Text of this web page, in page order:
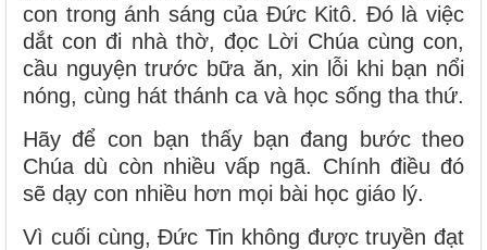
con trong ánh sáng của Đức Kitô. Đó là việc
dắt con đi nhà thờ, đọc Lời Chúa cùng con,
cầu nguyện trước bữa ăn, xin lỗi khi bạn nổi
nóng, cùng hát thánh ca và học sống tha thứ.
Hãy để con bạn thấy bạn đang bước theo
Chúa dù còn nhiều vấp ngã. Chính điều đó
sẽ dạy con nhiều hơn mọi bài học giáo lý.
Vì cuối cùng, Đức Tin không được truyền đạt